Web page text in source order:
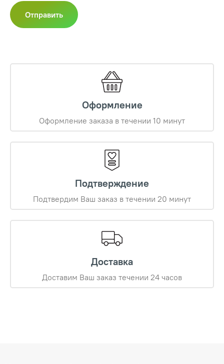
Оформление
Оформление заказа в течении 10 минут
Подтверждение
Подтвердим Ваш заказ в течении 20 минут
Доставка
Доставим Ваш заказ течении 24 часов